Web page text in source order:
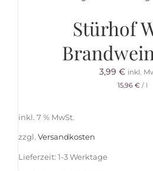
Stürhof
3,99 € inkl.
15,96 €/ l
inkl. 7 % MwSt.
zzgl. Versandkosten
Lieferzeit: 1-3 Werktage